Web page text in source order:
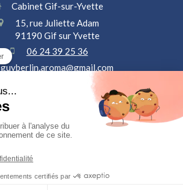
Cabinet Gif-sur-Yvette
15, rue Juliette Adam
91190 Gif sur Yvette
06 24 39 25 36
guyberlin.aroma@gmail.com
SIREN: 908 413 511
Mentions légales